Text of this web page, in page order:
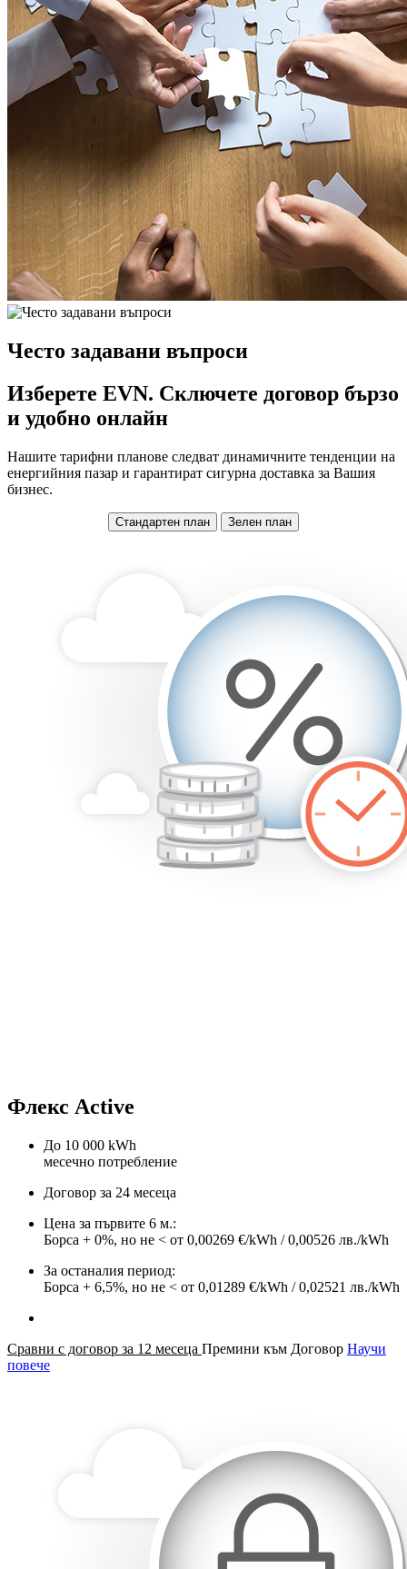
Често задавани въпроси
Изберете EVN. Сключете договор бързо
и удобно онлайн
Нашите тарифни планове следват динамичните тенденции на
енергийния пазар и гарантират сигурна доставка за Вашия
бизнес.
Флекс Active
До 10 000 kWh
месечно потребление
Договор за 24 месеца
Цена за първите 6 м.:
Борса + 0%, но не < от 0,00269 €/kWh / 0,00526 лв./kWh
За останалия период:
Борса + 6,5%, но не < от 0,01289 €/kWh / 0,02521 лв./kWh
Сравни с договор за 12 месеца Премини към Договор Научи
повече